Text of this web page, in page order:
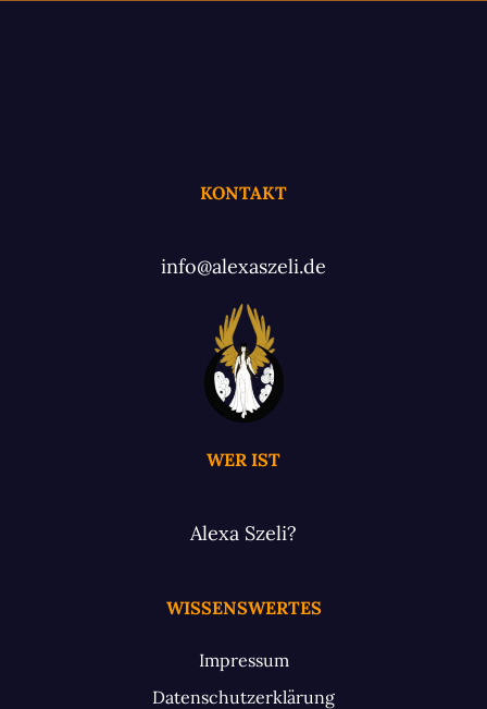
KONTAKT
info@alexaszeli.de
WER IST
Alexa Szeli?
WISSENSWERTES
Impressum
Datenschutzerklärung